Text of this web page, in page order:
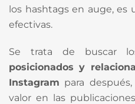
los hashtags en auge, es
efectivas.
Se trata de buscar
posicionados y
Instagram para
valor en las